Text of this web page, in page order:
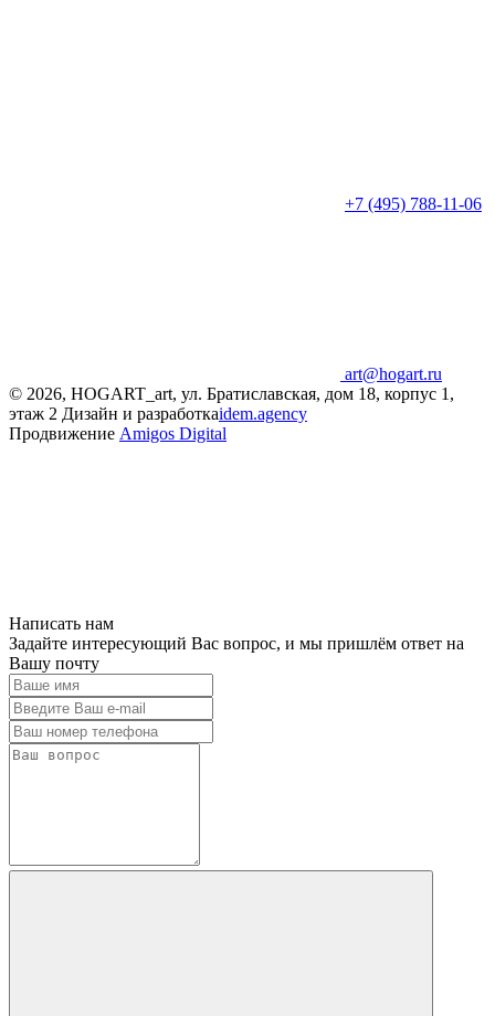
+7 (495) 788-11-06
art@hogart.ru
© 2026, HOGART_art, ул. Братиславская, дом 18, корпус 1,
этаж 2 Дизайн и разработкаidem.agency
Продвижение Amigos Digital
Написать нам
Задайте интересующий Вас вопрос, и мы пришлём ответ на
Вашу почту